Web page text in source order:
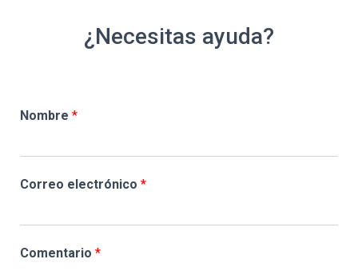
¿Necesitas ayuda?
Nombre *
Correo electrónico *
Comentario *